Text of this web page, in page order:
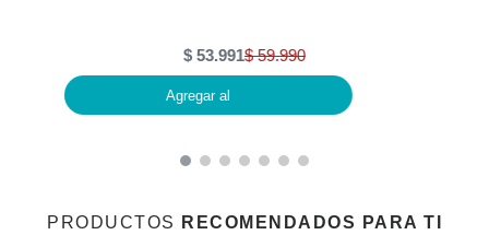
$ 59.990
$ 53.991
Agregar al
PRODUCTOS RECOMENDADOS PARA TI